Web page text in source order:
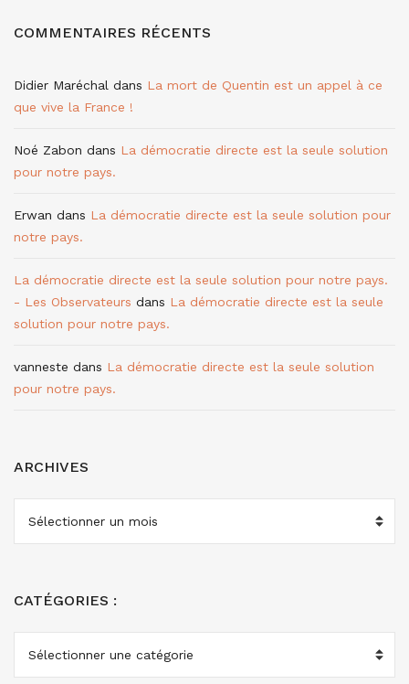
COMMENTAIRES RÉCENTS
Didier Maréchal dans La mort de Quentin est un appel à ce
que vive la France !
Noé Zabon dans La démocratie directe est la seule solution
pour notre pays.
Erwan dans La démocratie directe est la seule solution pour
notre pays.
La démocratie directe est la seule solution pour notre pays.
- Les Observateurs dans La démocratie directe est la seule
solution pour notre pays.
vanneste dans La démocratie directe est la seule solution
pour notre pays.
ARCHIVES
ARCHIVES
CATÉGORIES :
CATÉGORIES